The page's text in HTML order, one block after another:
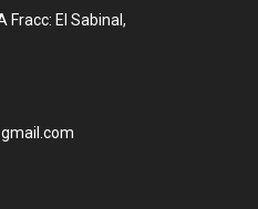
Fracc: El Sabinal,